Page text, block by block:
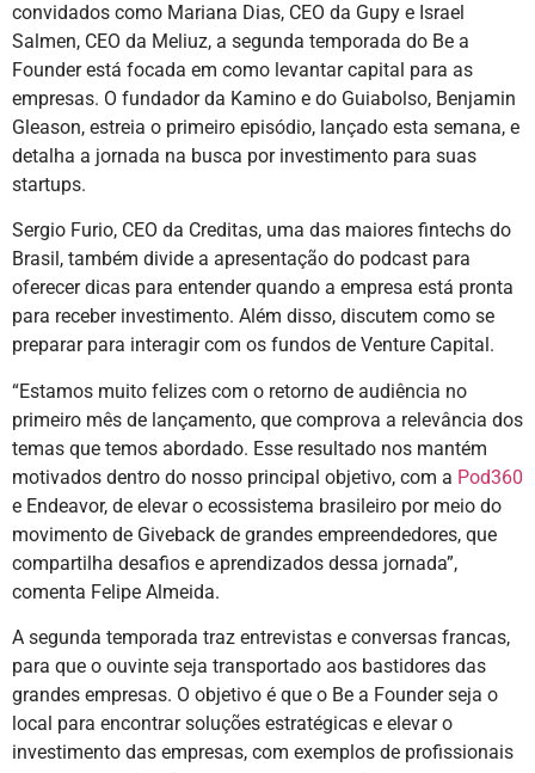
convidados como Mariana Dias, CEO da Gupy e Israel
Salmen, CEO da Meliuz, a segunda temporada do Be a
Founder está focada em como levantar capital para as
empresas. O fundador da Kamino e do Guiabolso, Benjamin
Gleason, estreia o primeiro episódio, lançado esta semana, e
detalha a jornada na busca por investimento para suas
startups.
Sergio Furio, CEO da Creditas, uma das maiores fintechs do
Brasil, também divide a apresentação do podcast para
oferecer dicas para entender quando a empresa está pronta
para receber investimento. Além disso, discutem como se
preparar para interagir com os fundos de Venture Capital.
“Estamos muito felizes com o retorno de audiência no
primeiro mês de lançamento, que comprova a relevância dos
temas que temos abordado. Esse resultado nos mantém
motivados dentro do nosso principal objetivo, com a Pod360
e Endeavor, de elevar o ecossistema brasileiro por meio do
movimento de Giveback de grandes empreendedores, que
compartilha desafios e aprendizados dessa jornada”,
comenta Felipe Almeida.
A segunda temporada traz entrevistas e conversas francas,
para que o ouvinte seja transportado aos bastidores das
grandes empresas. O objetivo é que o Be a Founder seja o
local para encontrar soluções estratégicas e elevar o
investimento das empresas, com exemplos de profissionais